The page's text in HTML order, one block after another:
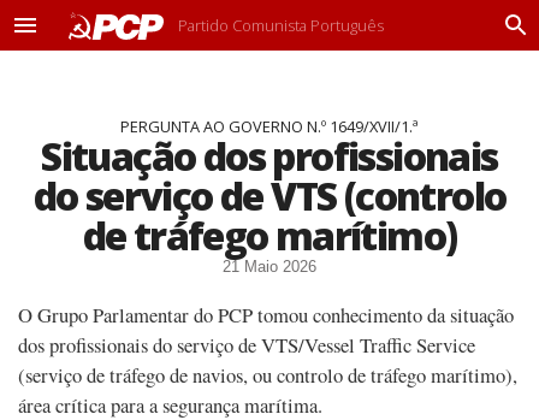
M
Partido Comunista Português
P
PERGUNTA AO GOVERNO N.º 1649/XVII/1.ª
Situação dos profissionais
do serviço de VTS (controlo
de tráfego marítimo)
21 Maio 2026
O Grupo Parlamentar do PCP tomou conhecimento da situação
dos profissionais do serviço de VTS/Vessel Traffic Service
(serviço de tráfego de navios, ou controlo de tráfego marítimo),
área crítica para a segurança marítima.